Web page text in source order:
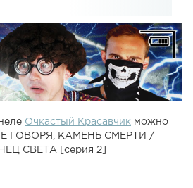
Очкастый Красавчик можно
ГОВОРЯ, КАМЕНЬ СМЕРТИ /
СВЕТА [серия 2]